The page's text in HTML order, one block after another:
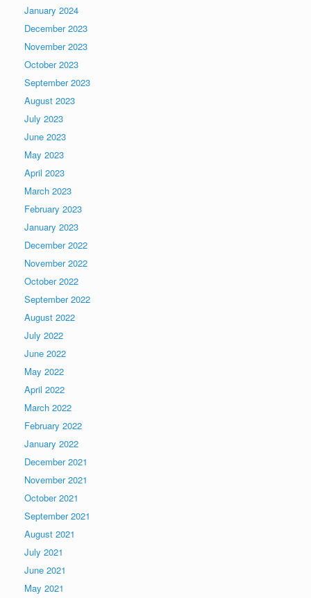
January 2024
December 2023
November 2023
October 2023
September 2023
August 2023
July 2023
June 2023
May 2023
April 2023
March 2023
February 2023
January 2023
December 2022
November 2022
October 2022
September 2022
August 2022
July 2022
June 2022
May 2022
April 2022
March 2022
February 2022
January 2022
December 2021
November 2021
October 2021
September 2021
August 2021
July 2021
June 2021
May 2021